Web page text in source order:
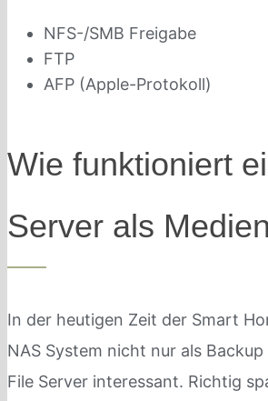
NFS-/SMB Freigabe
FTP
AFP (Apple-Protokoll)
Wie funktioniert
Server als
In der heutigen Zeit der Smart
NAS System nicht nur als
File Server interessant. Richtig